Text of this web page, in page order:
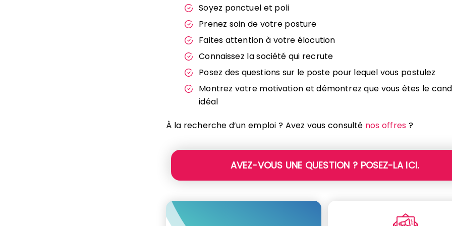
Soyez ponctuel et poli
Prenez soin de votre posture
Faites attention à votre élocution
Connaissez la société qui recrute
Posez des questions sur le poste pour lequel vous postulez
Montrez votre motivation et démontrez que vous êtes le
idéal
À la recherche d’un emploi ? Avez vous consulté nos offres?
AVEZ-VOUS UNE QUESTION ? POSEZ-LA ICI.